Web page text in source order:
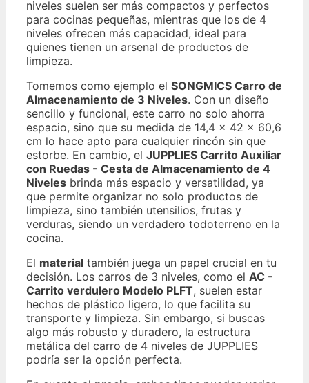
niveles suelen ser más compactos y perfectos
para cocinas pequeñas, mientras que los de 4
niveles ofrecen más capacidad, ideal para
quienes tienen un arsenal de productos de
limpieza.
Tomemos como ejemplo el SONGMICS Carro de
Almacenamiento de 3 Niveles. Con un diseño
sencillo y funcional, este carro no solo ahorra
espacio, sino que su medida de 14,4 x 42 x 60,6
cm lo hace apto para cualquier rincón sin que
estorbe. En cambio, el JUPPLIES Carrito Auxiliar
con Ruedas - Cesta de Almacenamiento de 4
Niveles brinda más espacio y versatilidad, ya
que permite organizar no solo productos de
limpieza, sino también utensilios, frutas y
verduras, siendo un verdadero todoterreno en la
cocina.
El material también juega un papel crucial en tu
decisión. Los carros de 3 niveles, como el AC -
Carrito verdulero Modelo PLFT, suelen estar
hechos de plástico ligero, lo que facilita su
transporte y limpieza. Sin embargo, si buscas
algo más robusto y duradero, la estructura
metálica del carro de 4 niveles de JUPPLIES
podría ser la opción perfecta.